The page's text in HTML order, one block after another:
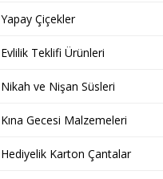
Yapay Çiçekler
Evlilik Teklifi Ürünleri
Nikah ve Nişan Süsleri
Kına Gecesi Malzemeleri
Hediyelik Karton Çantalar